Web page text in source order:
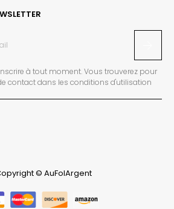
à tout moment. Vous trouverez pour
contact dans les conditions d'utilisation
© AuFolArgent